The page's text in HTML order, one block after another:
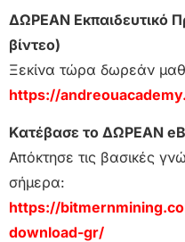
ΔΩΡΕΑΝ Εκπαιδευτικό
βίντεο)
Ξεκίνα τώρα δωρεάν
https://
Κατέβασε το ΔΩΡΕΑΝ
Απόκτησε τις βασικές
σήμερα:
https://
download-gr/